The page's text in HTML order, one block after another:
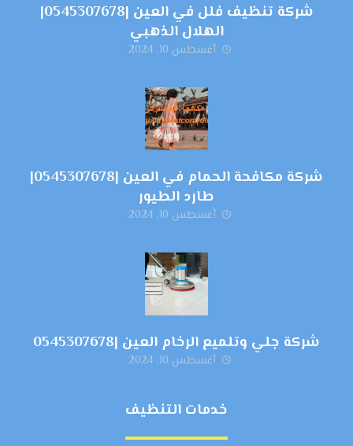
شركة تنظيف فلل في العين |0545307678|
الهلال الذهبي
أغسطس 10, 2024
شركة مكافحة الحمام في العين |0545307678|
طارد الطيور
أغسطس 10, 2024
شركة جلي وتلميع الرخام العين |0545307678
أغسطس 10, 2024
خدمات التنظيف